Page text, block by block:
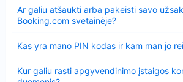
Ar galiu atšaukti arba pakeisti savo
Booking.com svetainėje?
Kas yra mano PIN kodas ir kam man jo
Kur galiu rasti apgyvendinimo įstaigos